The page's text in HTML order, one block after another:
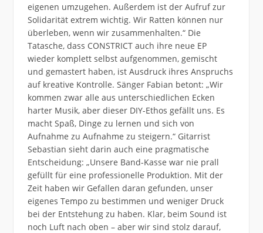
eigenen umzugehen. Außerdem ist der Aufruf zur
Solidarität extrem wichtig. Wir Ratten können nur
überleben, wenn wir zusammenhalten.“ Die
Tatasche, dass CONSTRICT auch ihre neue EP
wieder komplett selbst aufgenommen, gemischt
und gemastert haben, ist Ausdruck ihres Anspruchs
auf kreative Kontrolle. Sänger Fabian betont: „Wir
kommen zwar alle aus unterschiedlichen Ecken
harter Musik, aber dieser DIY-Ethos gefällt uns. Es
macht Spaß, Dinge zu lernen und sich von
Aufnahme zu Aufnahme zu steigern.“ Gitarrist
Sebastian sieht darin auch eine pragmatische
Entscheidung: „Unsere Band-Kasse war nie prall
gefüllt für eine professionelle Produktion. Mit der
Zeit haben wir Gefallen daran gefunden, unser
eigenes Tempo zu bestimmen und weniger Druck
bei der Entstehung zu haben. Klar, beim Sound ist
noch Luft nach oben – aber wir sind stolz darauf,